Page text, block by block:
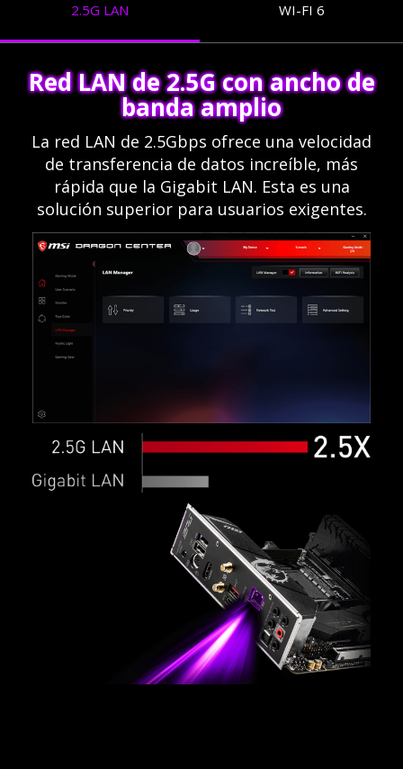
2.5G LAN WI-FI 6
Red LAN de 2.5G con ancho de
banda amplio
La red LAN de 2.5Gbps ofrece una velocidad
de transferencia de datos increíble, más
rápida que la Gigabit LAN. Esta es una
solución superior para usuarios exigentes.